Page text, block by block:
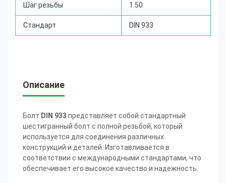
Шаг резьбы 1.50
Стандарт DIN 933
Описание
Болт DIN 933 представляет собой стандартный
шестигранный болт с полной резьбой, который
используется для соединения различных
конструкций и деталей. Изготавливается в
соответствии с международными стандартами, что
обеспечивает его высокое качество и надежность.